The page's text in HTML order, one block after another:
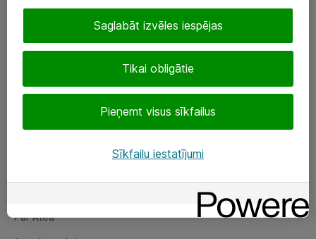
eShop@atea.lv
Sekojiet mums
Par Atea
Par Atea
Tikai obligātie
Pieņemt visus sīkfailus
Saglabāt izvēles iespējas
Sīkfailu iestatījumi